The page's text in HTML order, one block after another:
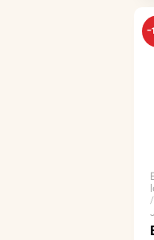
-
/